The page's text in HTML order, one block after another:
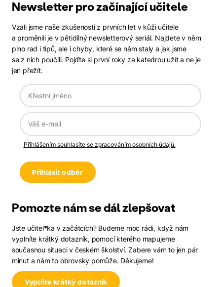
Newsletter pro začínající učitele
Vzali jsme naše zkušenosti z prvních let v kůži učitele
a proměnili je v pětidílný newsletterový seriál. Najdete v něm
plno rad i tipů, ale i chyby, které se nám staly a jak jsme
se z nich poučili. Pojďte si první roky za katedrou užít a ne je
jen přežít.
Přihlášením souhlasíte se zpracováním osobních údajů.
Pomozte nám se dál zlepšovat
Jste učitel*ka v začátcích? Budeme moc rádi, když nám
vyplníte krátký dotazník, pomocí kterého mapujeme
současnou situaci v českém školství. Zabere vám to jen pár
minut a nám to obrovsky pomůže. Děkujeme!
Vyplňte krátký dotazník